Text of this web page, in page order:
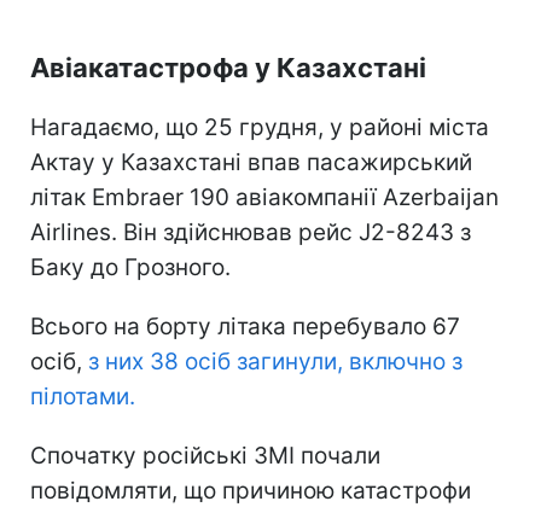
Авіакатастрофа у Казахстані
Нагадаємо, що 25 грудня, у районі міста
Актау у Казахстані впав пасажирський
літак Embraer 190 авіакомпанії Azerbaijan
Airlines. Він здійснював рейс J2-8243 з
Баку до Грозного.
Всього на борту літака перебувало 67
осіб, з них 38 осіб загинули, включно з
пілотами.
Спочатку російські ЗМІ почали
повідомляти, що причиною катастрофи